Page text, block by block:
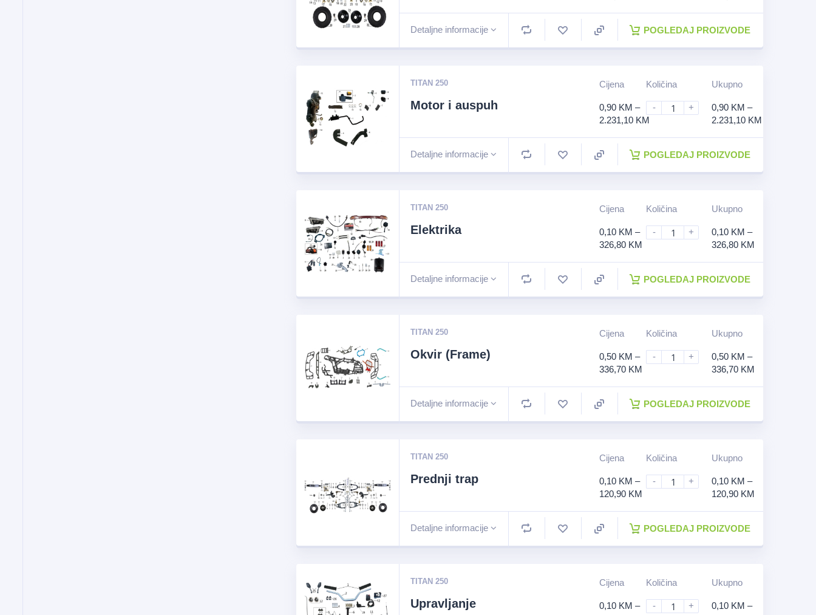
Detaljne informacije POGLEDAJ PROIZVODE
TITAN 250
Motor i auspuh
Cijena
0,90 KM –
2.231,10 KM
Količina
- +
Ukupno
0,90 KM –
2.231,10 KM
Detaljne informacije POGLEDAJ PROIZVODE
TITAN 250
Elektrika
Cijena
0,10 KM –
326,80 KM
Količina
- +
Ukupno
0,10 KM –
326,80 KM
Detaljne informacije POGLEDAJ PROIZVODE
TITAN 250
Okvir (Frame)
Cijena
0,50 KM –
336,70 KM
Količina
- +
Ukupno
0,50 KM –
336,70 KM
Detaljne informacije POGLEDAJ PROIZVODE
TITAN 250
Prednji trap
Cijena
0,10 KM –
120,90 KM
Količina
- +
Ukupno
0,10 KM –
120,90 KM
Detaljne informacije POGLEDAJ PROIZVODE
TITAN 250
Upravljanje
Cijena
0,10 KM –
Količina
- +
Ukupno
0,10 KM –